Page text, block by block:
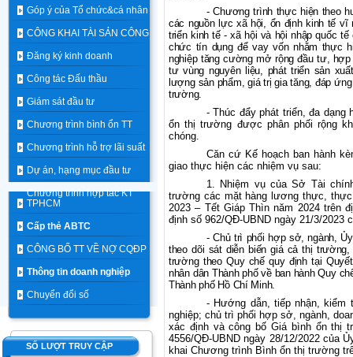
Góp ý của Tổ chức&cá nhân
CÔNG KHAI TÀI SẢN CÔNG
Đăng ký kinh doanh
Công tác Đấu thầu
Giám sát đầu tư
Chương trình bình ổn TT
Chương trình hỗ trợ lãi suất
Dự án, hạng mục đầu tư
Chương trình hợp tác KT
TPHCM
Cấp thẻ ABTC
CÔNG BỐ TT VỀ NỢ CQĐP
Thông tin doanh nghiệp
Chuyển đổi số
SỐ LƯỢT TRUY CẬP
- Chương trình thực hiện theo
các nguồn lực xã hội, ổn định kinh tế vĩ
triển kinh tế - xã hội và hội nhập quốc
chức tín dụng để vay vốn nhằm thực
nghiệp tăng cường mở rộng đầu tư,
tư vùng nguyên liệu, phát triển sản
lượng sản phẩm, giá trị gia tăng, đáp
trường.
- Thúc đẩy phát triển, đa dạng
ổn thị trường được phân phối rộng
chóng.
Căn cứ Kế hoạch ban hành
giao thực hiện các nhiệm vụ sau:
1. Nhiệm vụ của Sở Tài
trường các mặt hàng lương thực,
2023 – Tết Giáp Thìn năm 2024 trên
định số 962/QĐ-UBND ngày 21/3/2023
- Chủ trì phối hợp sở, ngành,
theo dõi sát diễn biến giá cả thị
trường theo Quy chế quy định tại
nhân dân Thành phố về ban hành Quy
Thành phố Hồ Chí Minh.
- Hướng dẫn, tiếp nhận, kiểm
nghiệp; chủ trì phối hợp sở, ngành,
xác định và công bố Giá bình ổn thị
4556/QĐ-UBND ngày 28/12/2022 của
khai Chương trình Bình ổn thị trường